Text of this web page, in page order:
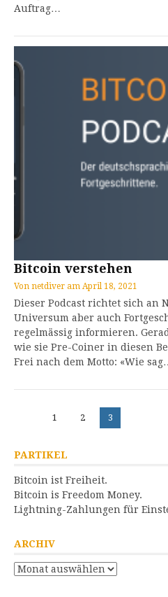
Auftrag…
Bitcoin verstehen
Von netdiver am April 18, 2021
Dieser Podcast richtet sich an
Universum aber auch
regelmässig informieren.
wie sie Pre-Coiner in diesen
Frei nach dem Motto: «Wie
Seite
1 Seite
2 Seite
3
PARTIKEL
Bitcoin ist Freiheit.
Bitcoin is Freedom Money.
Lightning-Zahlungen für
ARCHIV
Archiv